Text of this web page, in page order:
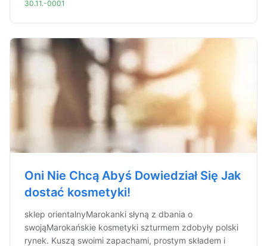
30.11.-0001
Oni Nie Chcą Abyś Dowiedział Się Jak
dostać kosmetyki!
sklep orientalnyMarokanki słyną z dbania o
swojąMarokańskie kosmetyki szturmem zdobyły polski
rynek. Kuszą swoimi zapachami, prostym składem i